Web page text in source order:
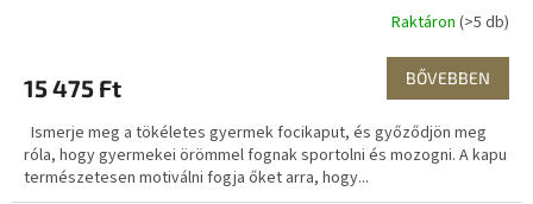
Raktáron (>5 db)
15 475 Ft BŐVEBBEN
Ismerje meg a tökéletes gyermek focikaput, és győződjön meg
róla, hogy gyermekei örömmel fognak sportolni és mozogni. A kapu
természetesen motiválni fogja őket arra, hogy...